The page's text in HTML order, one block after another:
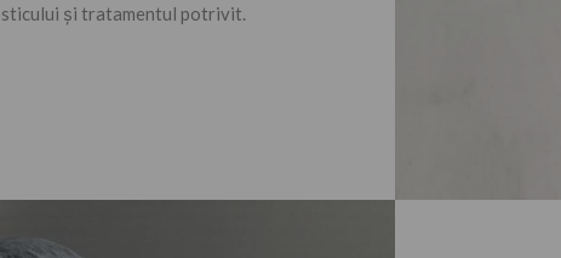
și tratamentul potrivit.